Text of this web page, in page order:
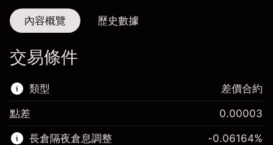
內容概覽 歷史數據
交易條件
類型
該金融市場可進行差價合約交易。
差價合約
點差 0.00003
長倉隔夜倉息調整 -0.06164%